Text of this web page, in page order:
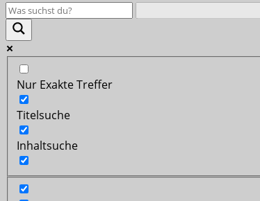
Nur Exakte Treffer
Titelsuche
Inhaltsuche